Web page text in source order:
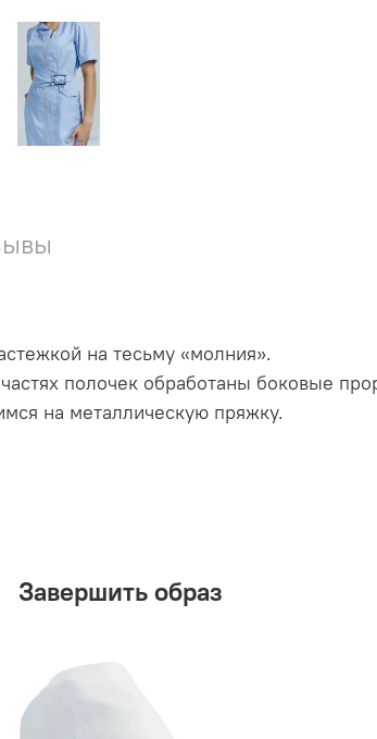
на тесьму «молния».
полочек обработаны боковые
на металлическую пряжку.
Завершить образ